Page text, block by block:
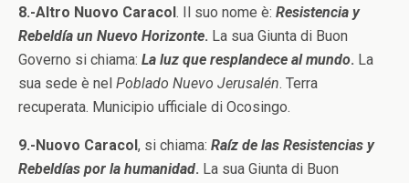
8.-Altro Nuovo Caracol. Il suo nome è: Resistencia y
Rebeldía un Nuevo Horizonte. La sua Giunta di Buon
Governo si chiama: La luz que resplandece al mundo. La
sua sede è nel Poblado Nuevo Jerusalén. Terra
recuperata. Municipio ufficiale di Ocosingo.
9.-Nuovo Caracol, si chiama: Raíz de las Resistencias y
Rebeldías por la humanidad. La sua Giunta di Buon